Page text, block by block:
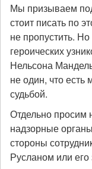
Мы призываем
стоит писать по
не пропустить.
героических
Нельсона
не один, что есть
судьбой.
Отдельно просим
надзорные
стороны
Русланом или